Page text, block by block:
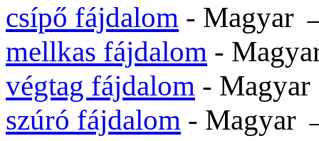
csípő fájdalom - Magyar
mellkas fájdalom -
végtag fájdalom -
szúró fájdalom -